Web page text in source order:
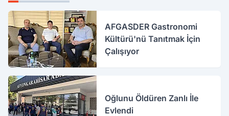
AFGASDER Gastronomi
Kültürü'nü Tanıtmak İçin
Çalışıyor
Oğlunu Öldüren Zanlı İle
Evlendi